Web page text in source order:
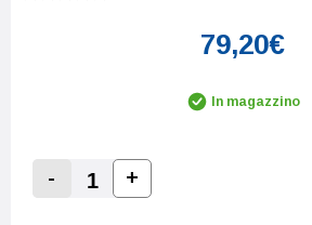
79,20€
In magazzino
Decrease Quantity:
-
Increase Quantity:
+